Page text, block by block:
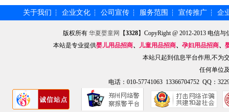
关于我们 ┆ 企业文化 ┆ 公司宣传 ┆ 服务范围 ┆ 宣传推广 ┆ 企
版权所有华夏婴童网 【3328】CopyRight @ 2012-2013 电信
本站是专业提供婴儿用品招商、 儿童用品招商、 孕妇用品招商、
本站只起到信息平台作用,不为
任何单位
电话：010-57741063 13366704752 QQ：